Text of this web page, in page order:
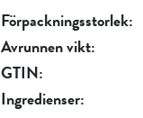
Förpackningsstorlek:
Avrunnen vikt:
GTIN:
Ingredienser: